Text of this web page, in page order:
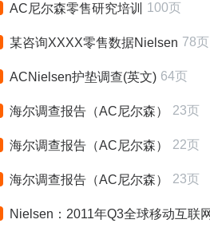
AC尼尔森零售研究培训 100页
某咨询XXXX零售数据Nielsen 78页
ACNielsen护垫调查(英文) 64页
海尔调查报告（AC尼尔森） 23页
海尔调查报告（AC尼尔森） 22页
海尔调查报告（AC尼尔森） 23页
Nielsen：2011年Q3全球移动互联